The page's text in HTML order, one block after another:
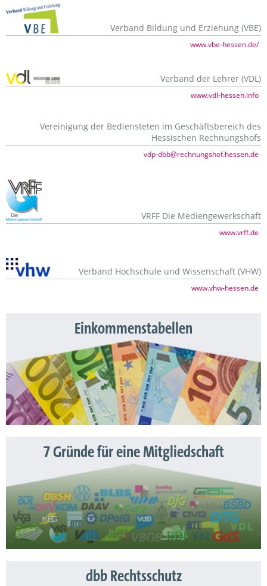
Verband Bildung und Erziehung (VBE)
www.vbe-hessen.de/
Verband der Lehrer (VDL)
www.vdl-hessen.info
Vereinigung der Bediensteten im Geschäftsbereich des
Hessischen Rechnungshofs
vdp-dbb@rechnungshof.hessen.de
VRFF Die Mediengewerkschaft
www.vrff.de
Verband Hochschule und Wissenschaft (VHW)
www.vhw-hessen.de
Einkommenstabellen
7 Gründe für eine Mitgliedschaft
dbb Rechtsschutz